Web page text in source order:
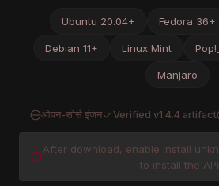
Ubuntu 20.04+ Fedora 36+
Debian 11+ Linux Mint
Manjaro
ओपन-सोर्स इंजन Verified v1.4.4 artifact
After download, enable Install
to install the